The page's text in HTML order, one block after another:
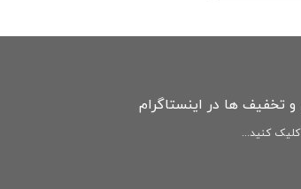
تخفیف ها در اینستاگرام
کنید...